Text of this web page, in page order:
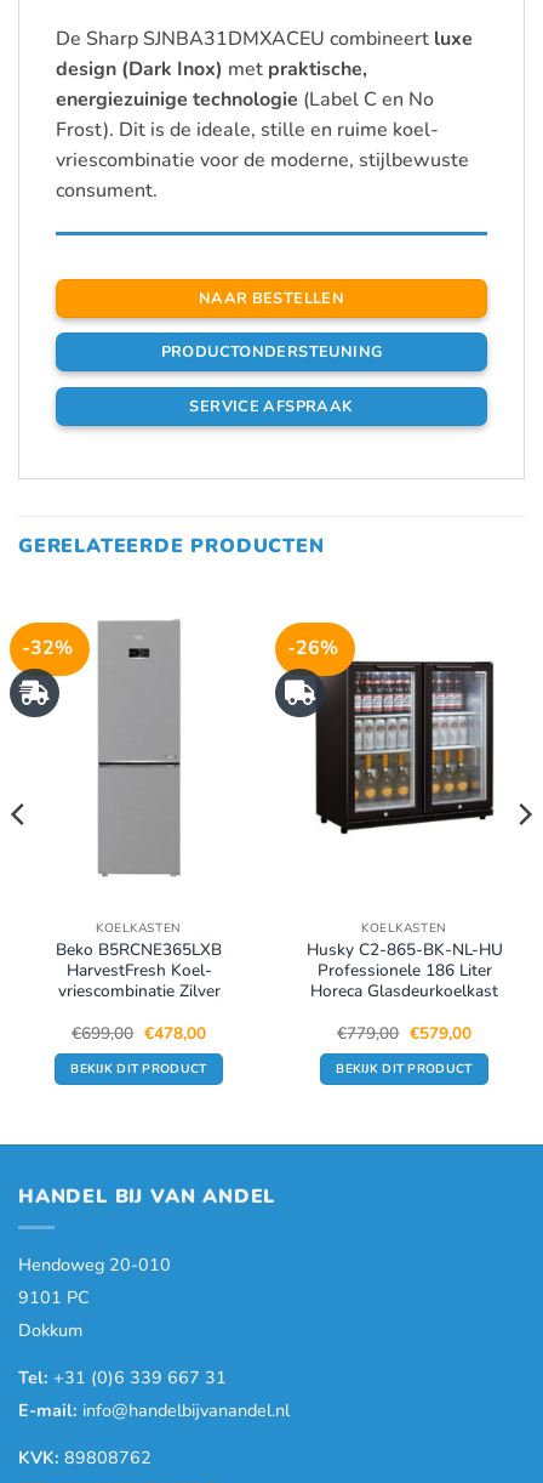
De Sharp SJNBA31DMXACEU combineert luxe
design (Dark Inox) met praktische,
energiezuinige technologie (Label C en No
Frost). Dit is de ideale, stille en ruime koel-
vriescombinatie voor de moderne, stijlbewuste
consument.
NAAR BESTELLEN
PRODUCTONDERSTEUNING
SERVICE AFSPRAAK
GERELATEERDE PRODUCTEN
-32%
KOELKASTEN
Beko B5RCNE365LXB
HarvestFresh Koel-
vriescombinatie Zilver
€699,00 Oorspronkelijke
prijs
was:
€699,00.
€478,00Huidige
prijs
is:
€478,00.
BEKIJK DIT PRODUCT
-26%
KOELKASTEN
Husky C2-865-BK-NL-HU
Professionele 186 Liter
Horeca Glasdeurkoelkast
€779,00 Oorspronkelijke
prijs
was:
€779,00.
€579,00Huidige
prijs
is:
€579,00.
BEKIJK DIT PRODUCT
HANDEL BIJ VAN ANDEL
Hendoweg 20-010
9101 PC
Dokkum
Tel: +31 (0)6 339 667 31
E-mail: info@handelbijvanandel.nl
KVK: 89808762